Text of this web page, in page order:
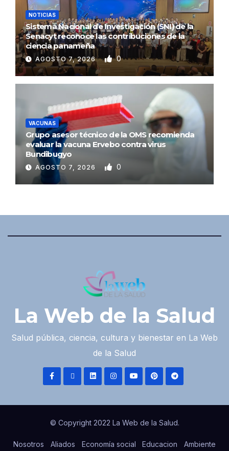
NOTICIAS
Sistema Nacional de Investigación (SNI) de la
Senacyt reconoce las contribuciones de la
ciencia panameña
AGOSTO 7, 2026 0
VACUNAS
Grupo asesor técnico de la OMS recomienda
evaluar la vacuna Ervebo contra virus
Bundibugyo
AGOSTO 7, 2026 0
La Web de la Salud
Salud pública, ciencia, cultura y bienestar en La Web
de la Salud
© Copyright 2022 La Web de la Salud.
Nosotros Aliados Economía social Educacion Ambiente